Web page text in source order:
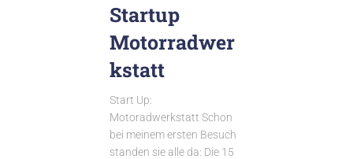
Startup
Motorradwer
kstatt
Start Up:
Motoradwerkstatt Schon
bei meinem ersten Besuch
standen sie alle da: Die 15